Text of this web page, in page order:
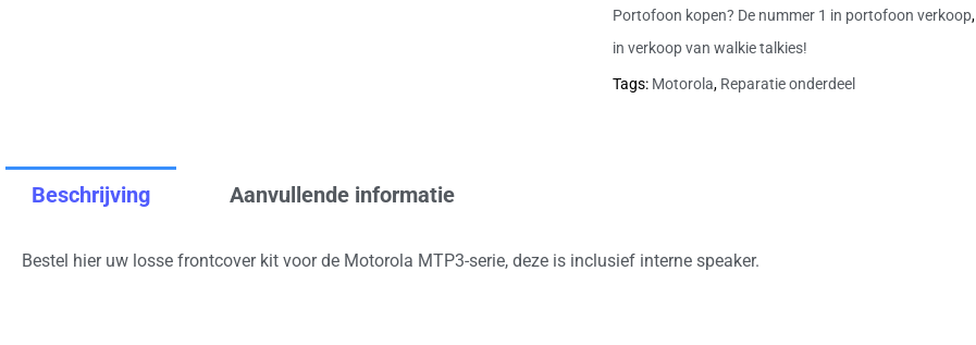
Portofoon kopen? De nummer 1 in portofoon verkoop,
in verkoop van walkie talkies!
Tags: Motorola, Reparatie onderdeel
Beschrijving Aanvullende informatie
Bestel hier uw losse frontcover kit voor de Motorola MTP3-serie, deze is inclusief interne speaker.